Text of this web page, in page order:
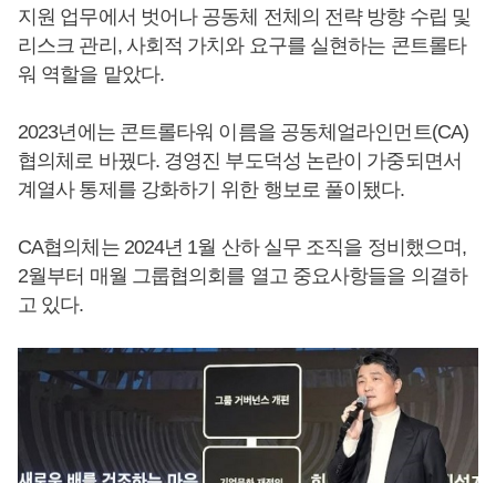
지원 업무에서 벗어나 공동체 전체의 전략 방향 수립 및
리스크 관리, 사회적 가치와 요구를 실현하는 콘트롤타
워 역할을 맡았다.
2023년에는 콘트롤타워 이름을 공동체얼라인먼트(CA)
협의체로 바꿨다. 경영진 부도덕성 논란이 가중되면서
계열사 통제를 강화하기 위한 행보로 풀이됐다.
CA협의체는 2024년 1월 산하 실무 조직을 정비했으며,
2월부터 매월 그룹협의회를 열고 중요사항들을 의결하
고 있다.